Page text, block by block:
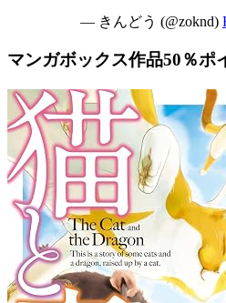
— きんどう (@zoknd)
マンガボックス作品50％ポ